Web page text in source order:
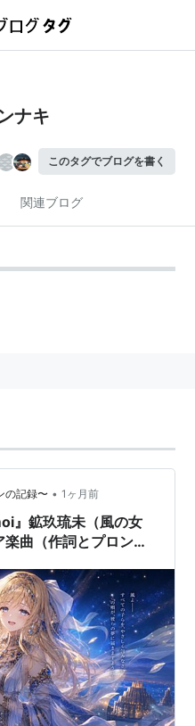
ナキ
このタグでブログを書く
関連ブログ
の記録〜 • 1ヶ月前
』鉱玖琉未（風の女
曲（作詞とプロンプ